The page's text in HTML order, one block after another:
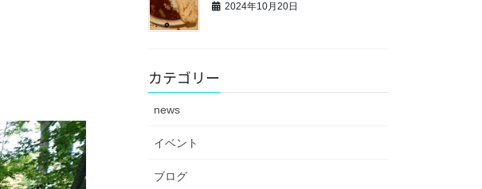
2024年10月20日
カテゴリー
news
イベント
ブログ